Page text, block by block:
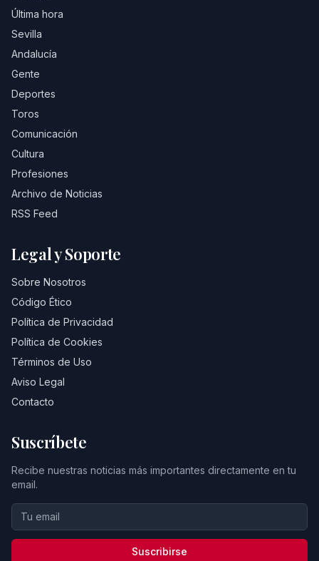
Última hora
Sevilla
Andalucía
Gente
Deportes
Toros
Comunicación
Cultura
Profesiones
Archivo de Noticias
RSS Feed
Legal y Soporte
Sobre Nosotros
Código Ético
Política de Privacidad
Política de Cookies
Términos de Uso
Aviso Legal
Contacto
Suscríbete
Recibe nuestras noticias más importantes directamente en tu
email.
Suscribirse